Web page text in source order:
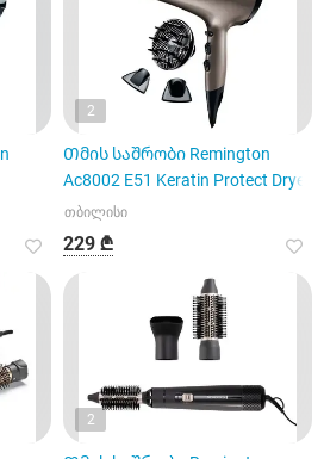
2
Თმის საშრობი Remington
Ac8002 E51 Keratin Protect Dryer
თბილისი
229 ₾
2